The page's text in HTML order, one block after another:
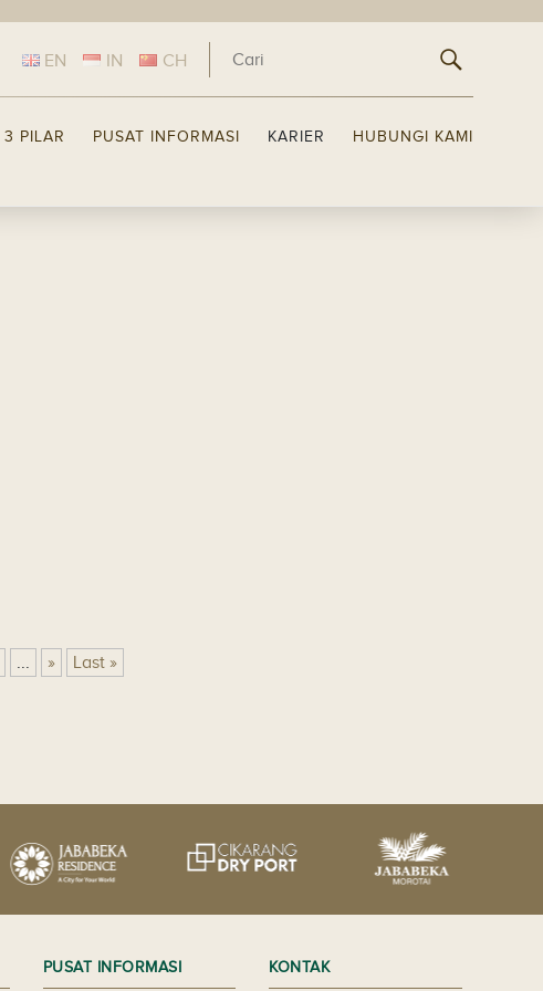
EN IN CH
3 PILAR PUSAT INFORMASI KARIER HUBUNGI KAMI
... » Last »
PUSAT INFORMASI KONTAK